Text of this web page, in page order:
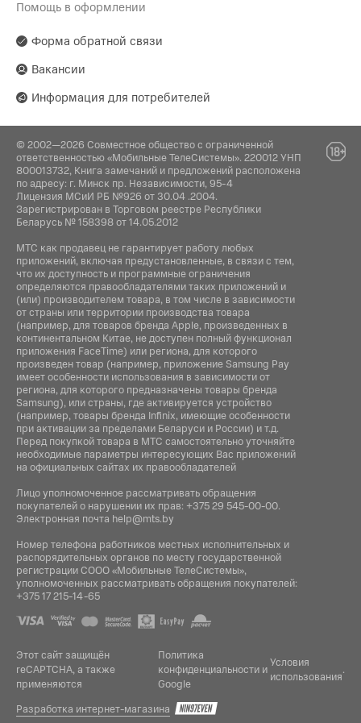
Помощь в оформлении
Форма обратной связи
Вакансии
Информация для потребителей
© 2002—2026 Совместное общество с ограниченной
ответственностью «Мобильные ТелеСистемы». 220012 УНП
800013732, Книга замечаний и предложений расположена
по адресу: г. Минск пр. Независимости, 95-4
Лицензия МСиИ РБ №926 от 30.04 .2004.
Зарегистрирован в Торговом реестре Республики
Беларусь № 158398 от 14.05.2012
МТС как продавец не гарантирует работу любых
приложений, включая предустановленные, в связи с тем,
что их доступность и программные ограничения
определяются правообладателями таких приложений и
(или) производителем товара, в том числе в зависимости
от страны или территории производства товара
(например, для товаров бренда Apple, произведенных в
континентальном Китае, не доступен полный функционал
приложения FaceTime) или региона, для которого
произведен товар (например, приложение Samsung Pay
имеет особенности использования в зависимости от
региона, для которого предназначены товары бренда
Samsung), или страны, где активируется устройство
(например, товары бренда Infiniх, имеющие особенности
при активации за пределами Беларуси и России) и т.д.
Перед покупкой товара в МТС самостоятельно уточняйте
необходимые параметры интересующих Вас приложений
на официальных сайтах их правообладателей
Лицо уполномоченное рассматривать обращения
покупателей о нарушении их прав: +375 29 545-00-00.
Электронная почта help@mts.by
Номер телефона работников местных исполнительных и
распорядительных органов по месту государственной
регистрации СООО «Мобильные ТелеСистемы»,
уполномоченных рассматривать обращения покупателей:
+375 17 215-14-65
Этот сайт защищён
reCAPTCHA, а также
применяются
Политика
конфиденциальности
Google
иУсловия
использования.
Разработка интернет-магазина